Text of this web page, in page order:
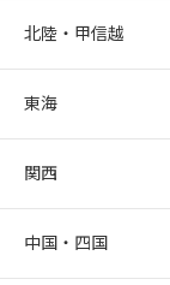
北陸・甲信越
東海
関西
中国・四国